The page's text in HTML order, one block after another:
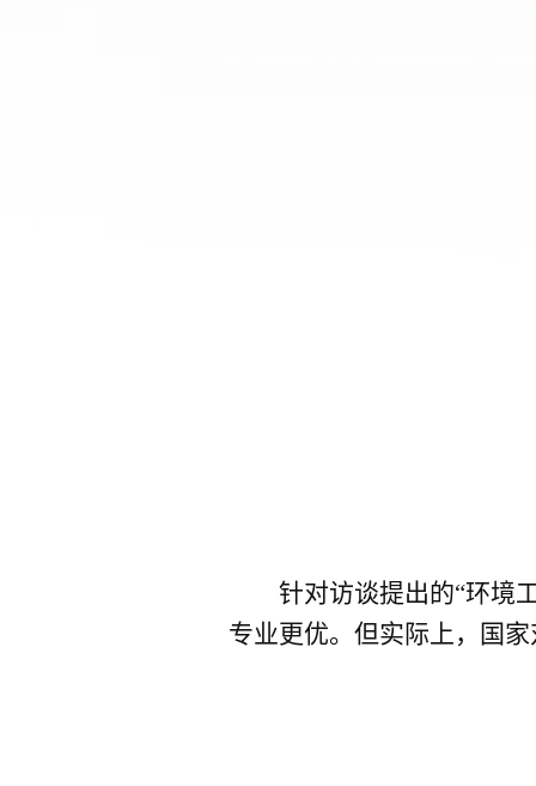
针对访谈提出的“环境工
专业更优。但实际上，国